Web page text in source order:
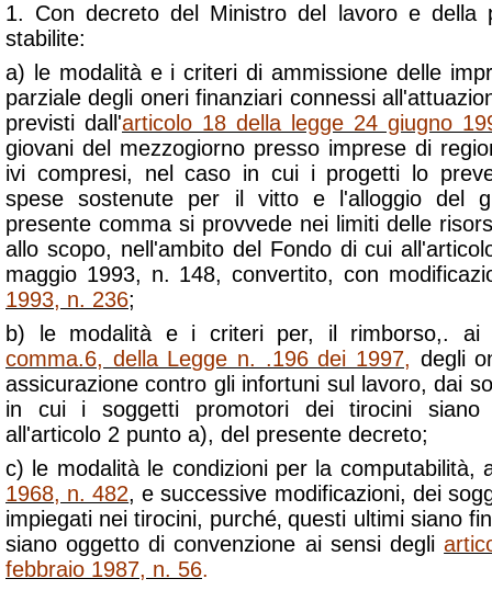
1. Con decreto del Ministro del lavoro e della
stabilite:
a) le modalità e i criteri di ammissione delle
parziale degli oneri finanziari connessi
previsti dall'articolo 18 della legge 24 giugno
giovani del mezzogiorno presso imprese di
ivi compresi, nel caso in cui i progetti lo
spese sostenute per il vitto e l'alloggio del
presente comma si provvede nei limiti delle
allo scopo, nell'ambito del Fondo di cui
maggio 1993, n. 148, convertito, con
1993, n. 236;
b) le modalità e i criteri per, il rimborso,. ai
comma.6, della Legge n. .196 dei 1997, degli
assicurazione contro gli infortuni sul lavoro, dai
in cui i soggetti promotori dei tirocini siano
all'articolo 2 punto a), del presente decreto;
c) le modalità le condizioni per la computabilità,
1968, n. 482, e successive modificazioni, dei
impiegati nei tirocini, purché‚ questi ultimi siano
siano oggetto di convenzione ai sensi degli
febbraio 1987, n. 56.